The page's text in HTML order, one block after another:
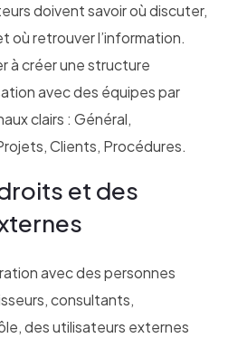
doivent savoir où discuter,
où retrouver l’information.
à créer une structure
avec des équipes par
clairs : Général,
Clients, Procédures.
et des
avec des personnes
consultants,
des utilisateurs externes